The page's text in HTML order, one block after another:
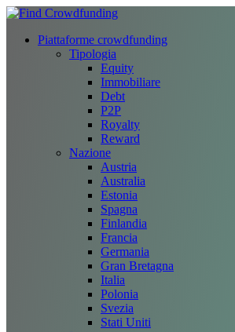
Piattaforme crowdfunding
Tipologia
Equity
Immobiliare
Debt
P2P
Royalty
Reward
Nazione
Austria
Australia
Estonia
Spagna
Finlandia
Francia
Germania
Gran Bretagna
Italia
Polonia
Svezia
Stati Uniti